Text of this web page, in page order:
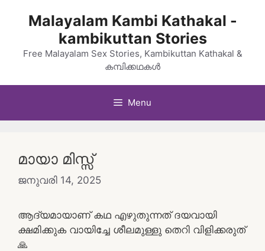
Malayalam Kambi Kathakal -
kambikuttan Stories
Free Malayalam Sex Stories, Kambikuttan Kathakal &
കമ്പിക്കഥകൾ
Menu
മായാ മിസ്സ്
ജനുവരി 14, 2025
ആദ്യമായാണ് കഥ എഴുതുന്നത് ദയവായി
ക്ഷമിക്കുക വായിച്ചേ ശീലമുള്ളു തെറി വിളിക്കരുത്
🙏